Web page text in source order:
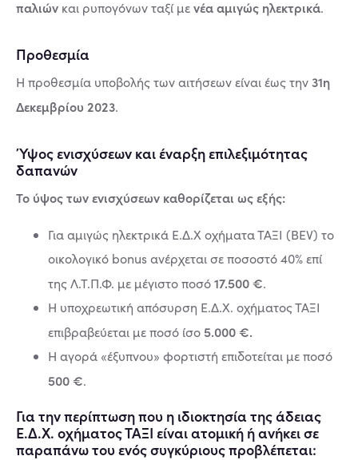
παλιών και ρυπογόνων ταξί μενέα αμιγώς ηλεκτρικά.
Προθεσμία
Η προθεσμία υποβολής των αιτήσεων είναι έως την31η
Δεκεμβρίου 2023.
Ύψος ενισχύσεων και έναρξη επιλεξιμότητας
δαπανών
Το ύψος των ενισχύσεων καθορίζεται ως εξής:
Για αμιγώς ηλεκτρικά Ε.Δ.Χ οχήματα ΤΑΞΙ (BEV) το
οικολογικό bonus ανέρχεται σε ποσοστό 40% επί
της Λ.Τ.Π.Φ. με μέγιστο ποσό17.500 €.
Η υποχρεωτική απόσυρση Ε.Δ.Χ. οχήματος ΤΑΞΙ
επιβραβεύεται με ποσό ίσο 5.000 €.
Η αγορά «έξυπνου» φορτιστή επιδοτείται με ποσό
500 €.
Για την περίπτωση που η ιδιοκτησία της άδειας
Ε.Δ.Χ. οχήματος ΤΑΞΙ είναι ατομική ή ανήκει σε
παραπάνω του ενός συγκύριους προβλέπεται: